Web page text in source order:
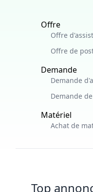
Offre
Offre
Offre de
Demande
Demande
Demande
Matériel
Achat de
Top